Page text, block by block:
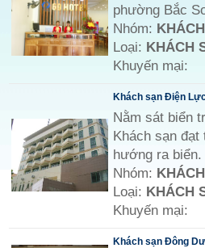
phường Bắc
Nhóm:
Loại: KHÁCH
Khuyến mại:
Khách sạn Điện
Nằm sát biển
Khách sạn đạt
hướng ra biển.
Nhóm:
Loại: KHÁCH
Khuyến mại:
Khách sạn Đông